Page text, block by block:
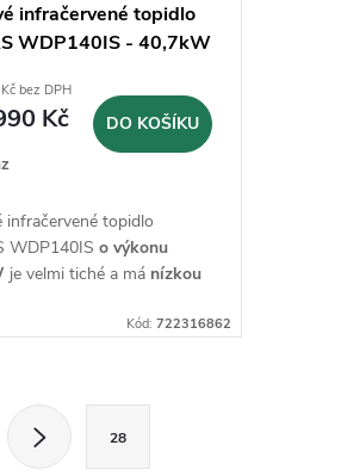
infračervené topidlo
WDP140IS - 40,7kW
bez DPH
Kč DO KOŠÍKU
infračervené topidlo
WDP140IS o výkonu
je velmi tiché a má nízkou
Kód: 722316862
28